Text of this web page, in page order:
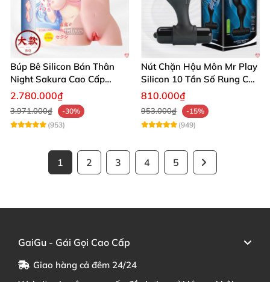
Búp Bê Silicon Bán Thân
Night Sakura Cao Cấp
Rung Đa Chức Năng
2.780.000₫
3.971.000₫
-30%
(953)
Nút Chặn Hậu Môn Mr Play
Silicon 10 Tần Số Rung Cao
Cấp
810.000₫
953.000₫
-15%
(949)
1 2 3 4 5
GaiGu - Gái Gọi Cao Cấp
Giao hàng cả đêm 24/24